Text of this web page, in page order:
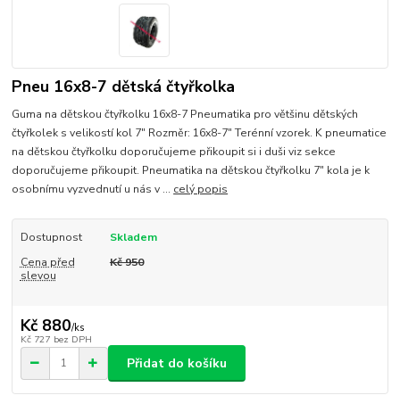
Pneu 16x8-7 dětská čtyřkolka
Guma na dětskou čtyřkolku 16x8-7 Pneumatika pro většinu dětských
čtyřkolek s velikostí kol 7" Rozměr: 16x8-7" Terénní vzorek. K pneumatice
na dětskou čtyřkolku doporučujeme přikoupit si i duši viz sekce
doporučujeme přikoupit. Pneumatika na dětskou čtyřkolku 7" kola je k
osobnímu vyzvednutí u nás v ... celý popis
Dostupnost
Skladem
Cena před
slevou
Kč 950
Kč 880/ks
Kč 727 bez DPH
Přidat do košíku